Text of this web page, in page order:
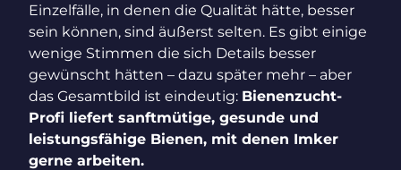
Einzelfälle, in denen die Qualität hätte, besser
sein können, sind äußerst selten. Es gibt einige
wenige Stimmen die sich Details besser
gewünscht hätten – dazu später mehr – aber
das Gesamtbild ist eindeutig: Bienenzucht-
Profi liefert sanftmütige, gesunde und
leistungsfähige Bienen, mit denen Imker
gerne arbeiten.